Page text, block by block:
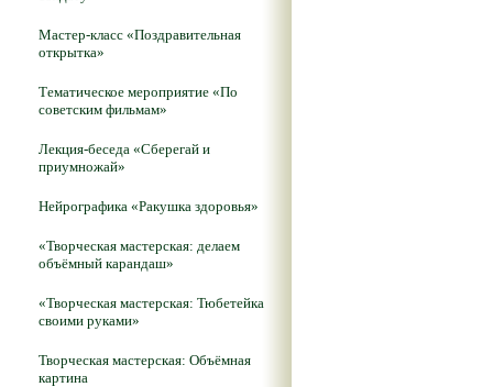
Мастер-класс «Поздравительная
открытка»
Тематическое мероприятие «По
советским фильмам»
Лекция-беседа «Сберегай и
приумножай»
Нейрографика «Ракушка здоровья»
«Творческая мастерская: делаем
объёмный карандаш»
«Творческая мастерская: Тюбетейка
своими руками»
Творческая мастерская: Объёмная
картина